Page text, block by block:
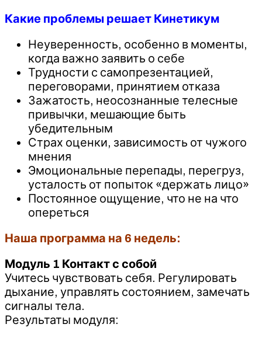
Какие проблемы решает Кинетикум
Неуверенность, особенно в моменты,
когда важно заявить о себе
Трудности с самопрезентацией,
переговорами, принятием отказа
Зажатость, неосознанные телесные
привычки, мешающие быть
убедительным
Страх оценки, зависимость от чужого
мнения
Эмоциональные перепады, перегруз,
усталость от попыток «держать лицо»
Постоянное ощущение, что не на что
опереться
Наша программа на 6 недель:
Модуль 1 Контакт с собой
Учитесь чувствовать себя. Регулировать
дыхание, управлять состоянием, замечать
сигналы тела.
Результаты модуля: